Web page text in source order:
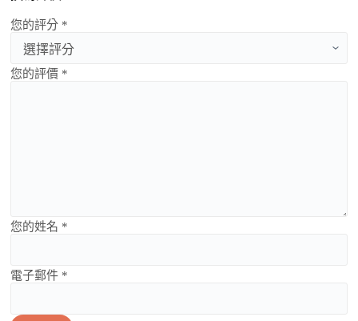
您的評分 *
您的評價 *
您的姓名 *
電子郵件 *